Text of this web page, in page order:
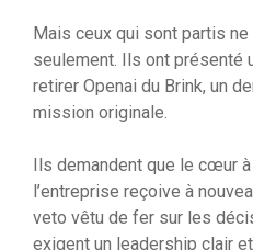
Mais ceux qui sont partis ne
seulement. Ils ont présenté
retirer Openai du Brink, un
mission originale.
Ils demandent que le cœur
l’entreprise reçoive à
veto vêtu de fer sur les
exigent un leadership clair